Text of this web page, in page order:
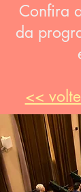
Confira
da
<<